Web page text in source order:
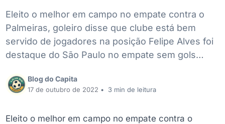
Eleito o melhor em campo no empate contra o
Palmeiras, goleiro disse que clube está bem
servido de jogadores na posição Felipe Alves foi
destaque do São Paulo no empate sem gols…
Blog do Capita
17 de outubro de 2022 • 3 min de leitura
Eleito o melhor em campo no empate contra o